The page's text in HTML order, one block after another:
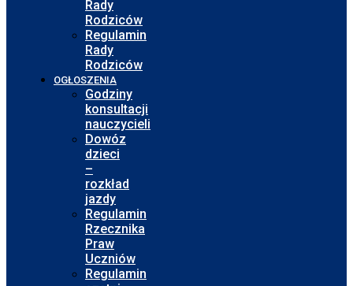
Rady
Rodziców
Regulamin
Rady
Rodziców
OGŁOSZENIA
Godziny
konsultacji
nauczycieli
Dowóz
dzieci
–
rozkład
jazdy
Regulamin
Rzecznika
Praw
Uczniów
Regulamin